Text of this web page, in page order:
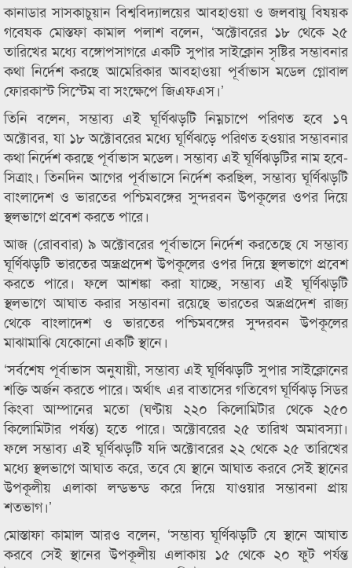
কানাডার সাসকাচুয়ান বিশ্ববিদ্যালয়ের আবহাওয়া ও জলবায়ু বিষয়ক
গবেষক মোস্তফা কামাল পলাশ বলেন, ‘অক্টোবরের ১৮ থেকে ২৫
তারিখের মধ্যে বঙ্গোপসাগরে একটি সুপার সাইক্লোন সৃষ্টির সম্ভাবনার
কথা নির্দেশ করছে আমেরিকার আবহাওয়া পূর্বাভাস মডেল গ্লোবাল
ফোরকাস্ট সিস্টেম বা সংক্ষেপে জিএফএস।’
তিনি বলেন, সম্ভাব্য এই ঘূর্ণিঝড়টি নিম্নচাপে পরিণত হবে ১৭
অক্টোবর, যা ১৮ অক্টোবরের মধ্যে ঘূর্ণিঝড়ে পরিণত হওয়ার সম্ভাবনার
কথা নির্দেশ করছে পূর্বাভাস মডেল। সম্ভাব্য এই ঘূর্ণিঝড়টির নাম হবে-
সিত্রাং। তিনদিন আগের পূর্বাভাসে নির্দেশ করছিল, সম্ভাব্য ঘূর্ণিঝড়টি
বাংলাদেশ ও ভারতের পশ্চিমবঙ্গের সুন্দরবন উপকূলের ওপর দিয়ে
স্থলভাগে প্রবেশ করতে পারে।
আজ (রোববার) ৯ অক্টোবরের পূর্বাভাসে নির্দেশ করতেছে যে সম্ভাব্য
ঘূর্ণিঝড়টি ভারতের অন্ধ্রপ্রদেশ উপকূলের ওপর দিয়ে স্থলভাগে প্রবেশ
করতে পারে। ফলে আশঙ্কা করা যাচ্ছে, সম্ভাব্য এই ঘূর্ণিঝড়টি
স্থলভাগে আঘাত করার সম্ভাবনা রয়েছে ভারতের অন্ধ্রপ্রদেশ রাজ্য
থেকে বাংলাদেশ ও ভারতের পশ্চিমবঙ্গের সুন্দরবন উপকূলের
মাঝামাঝি যেকোনো একটি স্থানে।
‘সর্বশেষ পূর্বাভাস অনুযায়ী, সম্ভাব্য এই ঘূর্ণিঝড়টি সুপার সাইক্লোনের
শক্তি অর্জন করতে পারে। অর্থাৎ এর বাতাসের গতিবেগ ঘূর্ণিঝড় সিডর
কিংবা আম্পানের মতো (ঘণ্টায় ২২০ কিলোমিটার থেকে ২৫০
কিলোমিটার পর্যন্ত) হতে পারে। অক্টোবরের ২৫ তারিখ অমাবস্যা।
ফলে সম্ভাব্য এই ঘূর্ণিঝড়টি যদি অক্টোবরের ২২ থেকে ২৫ তারিখের
মধ্যে স্থলভাগে আঘাত করে, তবে যে স্থানে আঘাত করবে সেই স্থানের
উপকূলীয় এলাকা লন্ডভন্ড করে দিয়ে যাওয়ার সম্ভাবনা প্রায়
শতভাগ।’
মোস্তাফা কামাল আরও বলেন, ‘সম্ভাব্য ঘূর্ণিঝড়টি যে স্থানে আঘাত
করবে সেই স্থানের উপকূলীয় এলাকায় ১৫ থেকে ২০ ফুট পর্যন্ত